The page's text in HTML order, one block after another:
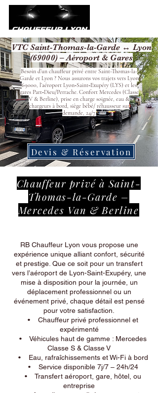
VTC Saint-Thomas-la-Garde ↔ Lyon
(69000) – Aéroport & Gares
Besoin d’un chauffeur privé entre Saint-Thomas-la-
Garde et Lyon ? Nous assurons vos trajets vers Lyon
69000, l’aéroport Lyon‑Saint‑Exupéry (LYS) et les
gares Part‑Dieu/Perrache. Confort Mercedes (Classe
V & Berline), prise en charge soignée, eau &
chargeurs à bord, siège bébé/ réhausseur sur
demande, 24/7.
Devis & Réservation
Chauffeur privé à Saint-
Thomas-la-Garde –
Mercedes Van & Berline
RB Chauffeur Lyon vous propose une
expérience unique alliant confort, sécurité
et prestige. Que ce soit pour un transfert
vers l’aéroport de Lyon-Saint-Exupéry, une
mise à disposition pour la journée, un
déplacement professionnel ou un
événement privé, chaque détail est pensé
pour votre satisfaction.
• Chauffeur privé professionnel et
expérimenté
• Véhicules haut de gamme : Mercedes
Classe S & Classe V
• Eau, rafraîchissements et Wi-Fi à bord
• Service disponible 7j/7 – 24h/24
• Transfert aéroport, gare, hôtel, ou
entreprise